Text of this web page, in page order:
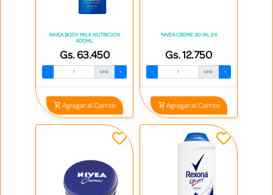
NIVEA BODY MILK NUTRICION
400ML
Gs. 63.450
- Und. +
Agregar al Carrito
NIVEA CREME 30 ML 24
Gs. 12.750
- Und. +
Agregar al Carrito